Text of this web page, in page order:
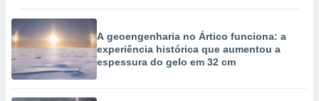
A geoengenharia no Ártico funciona: a
experiência histórica que aumentou a
espessura do gelo em 32 cm